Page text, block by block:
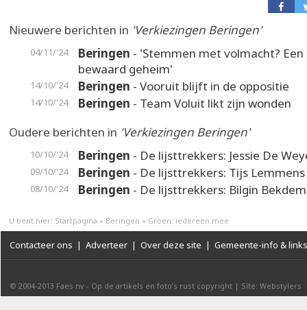
Nieuwere berichten in 'Verkiezingen Beringen'
04/11/'24 Beringen - 'Stemmen met volmacht? Een
bewaard geheim'
14/10/'24 Beringen - Vooruit blijft in de oppositie
14/10/'24 Beringen - Team Voluit likt zijn wonden
Oudere berichten in 'Verkiezingen Beringen'
10/10/'24 Beringen - De lijsttrekkers: Jessie De
09/10/'24 Beringen - De lijsttrekkers: Tijs Lemmens
08/10/'24 Beringen - De lijsttrekkers: Bilgin
U bent hier: Startpagina » Beringen » Groen: iedereen mee
Contacteer ons | Adverteer | Over deze site | Gemeente-info & links
© 2004-2013 Faes nv - Op de artikels en foto’s rust copyright | Site: Webstylers